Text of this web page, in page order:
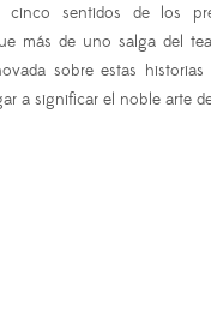
cinco sentidos de los
más de uno salga del
sobre estas
a significar el noble arte